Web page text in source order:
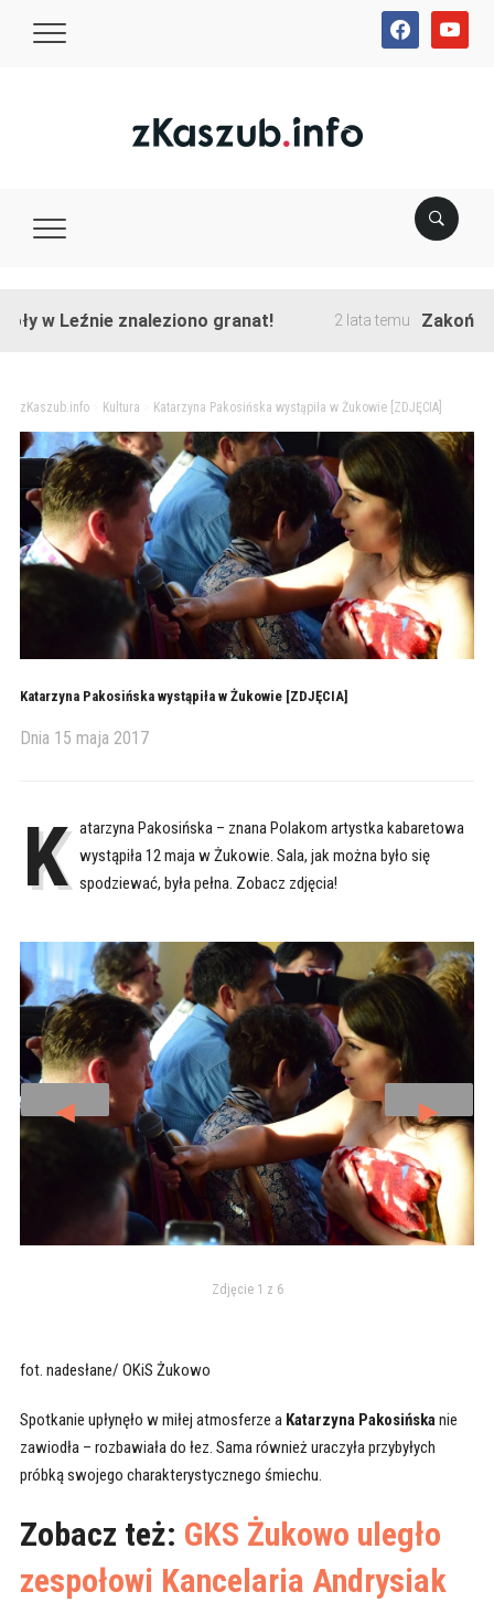
facebookyoutube
znaleziono granat! 2 lata temu Zakończono
zKaszub.info> Kultura Katarzyna Pakosińska wystąpiła w Żukowie [ZDJĘCIA]
Katarzyna Pakosińska wystąpiła w Żukowie [ZDJĘCIA]
Dnia 15 maja 2017
K atarzyna Pakosińska – znana Polakom artystka kabaretowa
wystąpiła 12 maja w Żukowie. Sala, jak można było się
spodziewać, była pełna. Zobacz zdjęcia!
◄ ►
Zdjęcie 1 z 6
fot. nadesłane/ OKiS Żukowo
Spotkanie upłynęło w miłej atmosferze a Katarzyna Pakosińskanie
zawiodła – rozbawiała do łez. Sama również uraczyła przybyłych
próbką swojego charakterystycznego śmiechu.
Zobacz też: GKS Żukowo uległo
zespołowi Kancelaria Andrysiak